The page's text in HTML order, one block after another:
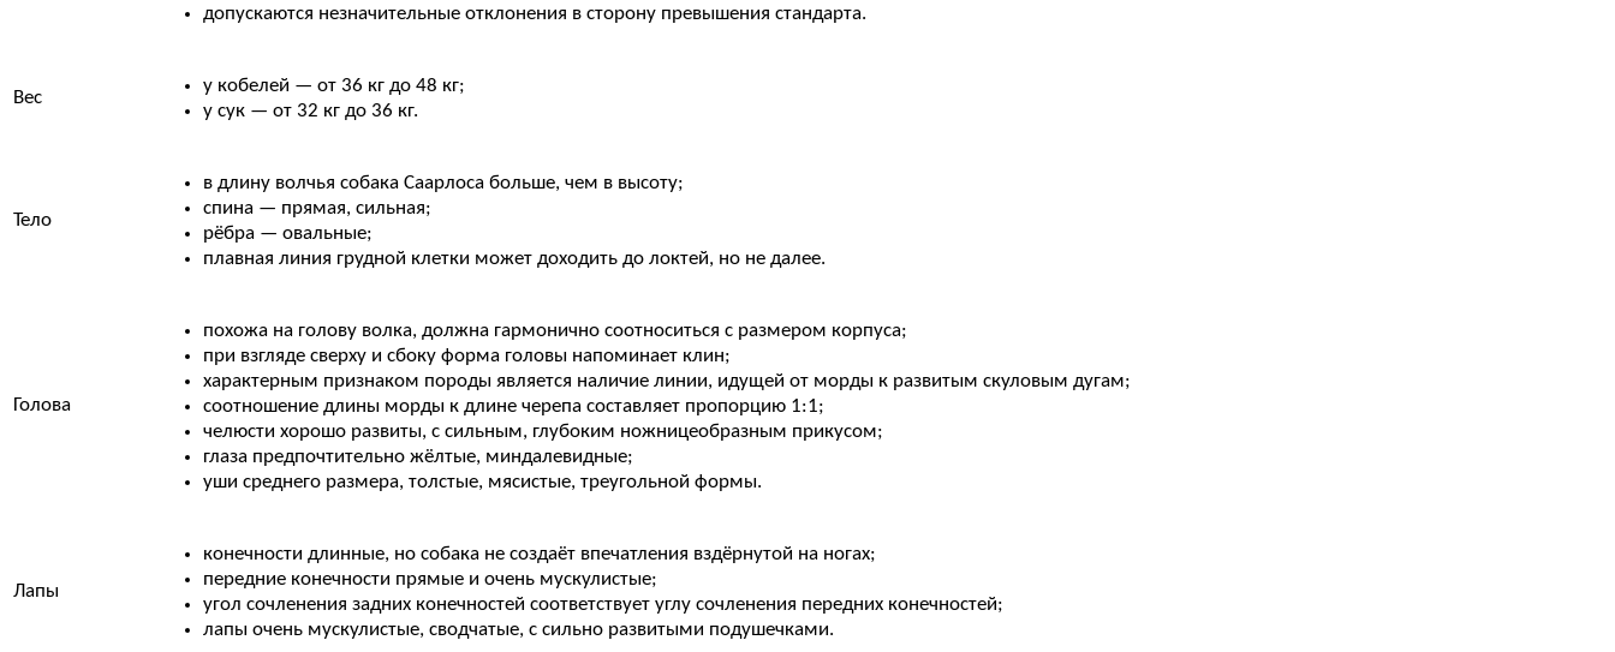
допускаются незначительные отклонения в сторону превышения стандарта.
Вес
у кобелей — от 36 кг до 48 кг;
у сук — от 32 кг до 36 кг.
Тело
в длину волчья собака Саарлоса больше, чем в высоту;
спина — прямая, сильная;
рёбра — овальные;
плавная линия грудной клетки может доходить до локтей, но не далее.
Голова
похожа на голову волка, должна гармонично соотноситься с размером корпуса;
при взгляде сверху и сбоку форма головы напоминает клин;
характерным признаком породы является наличие линии, идущей от морды к развитым скуловым дугам;
соотношение длины морды к длине черепа составляет пропорцию 1:1;
челюсти хорошо развиты, с сильным, глубоким ножницеобразным прикусом;
глаза предпочтительно жёлтые, миндалевидные;
уши среднего размера, толстые, мясистые, треугольной формы.
Лапы
конечности длинные, но собака не создаёт впечатления вздёрнутой на ногах;
передние конечности прямые и очень мускулистые;
угол сочленения задних конечностей соответствует углу сочленения передних конечностей;
лапы очень мускулистые, сводчатые, с сильно развитыми подушечками.